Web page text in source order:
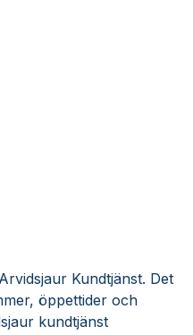
Kundtjänst. Det
öppettider och
kundtjänst